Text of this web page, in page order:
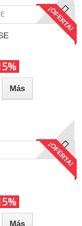
¡OFERTA!
Más
¡OFERTA!
Más